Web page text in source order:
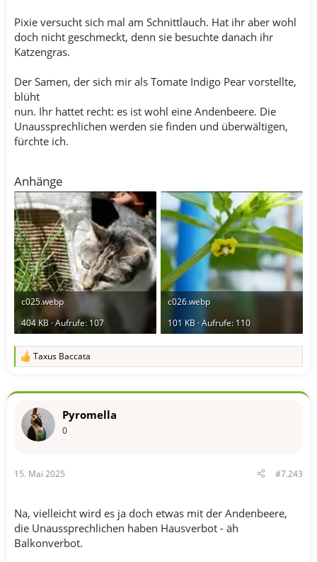
Pixie versucht sich mal am Schnittlauch. Hat ihr aber wohl
doch nicht geschmeckt, denn sie besuchte danach ihr
Katzengras.
Der Samen, der sich mir als Tomate Indigo Pear vorstellte,
blüht
nun. Ihr hattet recht: es ist wohl eine Andenbeere. Die
Unaussprechlichen werden sie finden und überwältigen,
fürchte ich.
Anhänge
c025.webp
404 KB · Aufrufe: 107
c026.webp
101 KB · Aufrufe: 110
R
k
o
:
Taxus Baccata
Pyromella
0
15. Mai 2025 #7.243
Na, vielleicht wird es ja doch etwas mit der Andenbeere,
die Unaussprechlichen haben Hausverbot - äh
Balkonverbot.